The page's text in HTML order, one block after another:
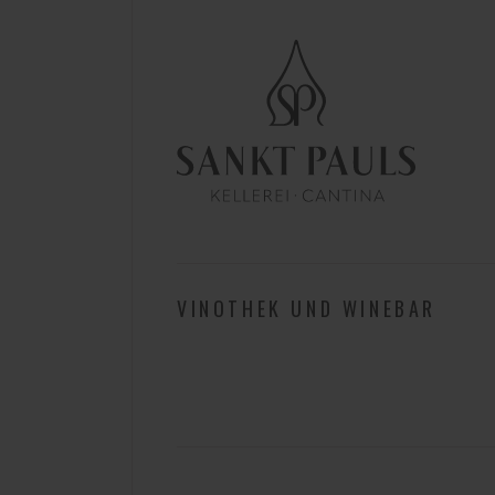
VINOTHEK UND WINEBAR